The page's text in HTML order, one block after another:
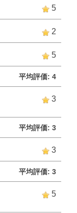
5
2
5
平均評価: 4
3
平均評価: 3
3
平均評価: 3
5